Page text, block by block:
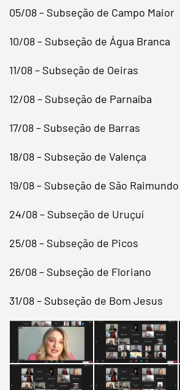
05/08 – Subseção de Campo Maior
10/08 – Subseção de Água Branca
11/08 – Subseção de Oeiras
12/08 – Subseção de Parnaíba
17/08 – Subseção de Barras
18/08 – Subseção de Valença
19/08 – Subseção de São
24/08 – Subseção de Uruçuí
25/08 – Subseção de Picos
26/08 – Subseção de Floriano
31/08 – Subseção de Bom Jesus